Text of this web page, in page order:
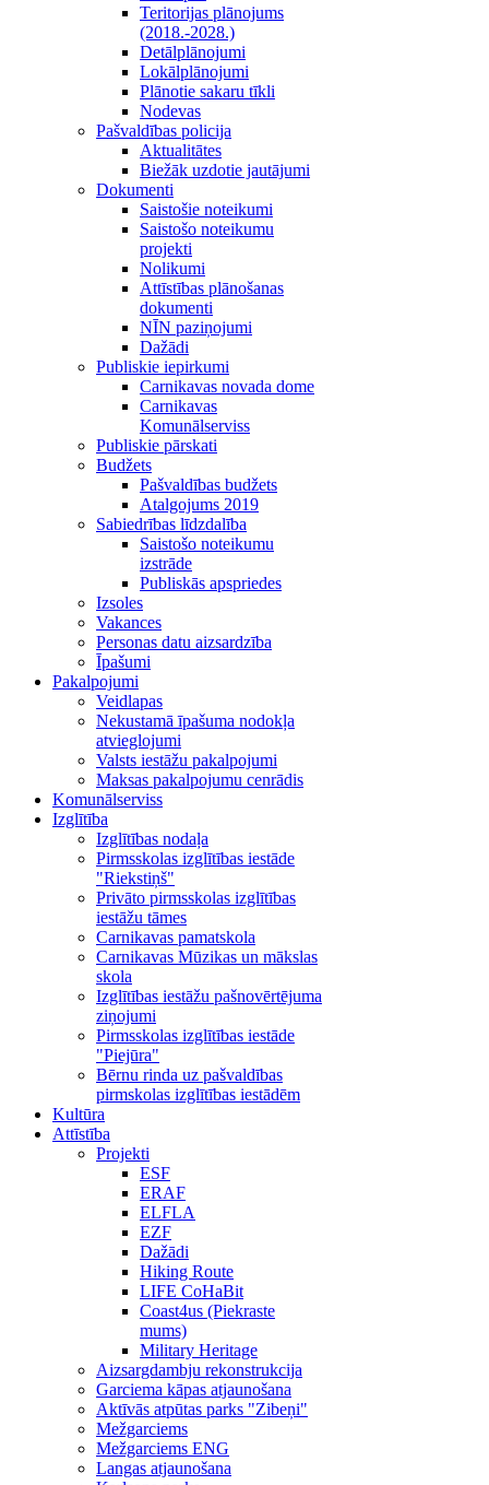
Teritorijas plānojums
(2018.-2028.)
Detālplānojumi
Lokālplānojumi
Plānotie sakaru tīkli
Nodevas
Pašvaldības policija
Aktualitātes
Biežāk uzdotie jautājumi
Dokumenti
Saistošie noteikumi
Saistošo noteikumu
projekti
Nolikumi
Attīstības plānošanas
dokumenti
NĪN paziņojumi
Dažādi
Publiskie iepirkumi
Carnikavas novada dome
Carnikavas
Komunālserviss
Publiskie pārskati
Budžets
Pašvaldības budžets
Atalgojums 2019
Sabiedrības līdzdalība
Saistošo noteikumu
izstrāde
Publiskās apspriedes
Izsoles
Vakances
Personas datu aizsardzība
Īpašumi
Pakalpojumi
Veidlapas
Nekustamā īpašuma nodokļa
atvieglojumi
Valsts iestāžu pakalpojumi
Maksas pakalpojumu cenrādis
Komunālserviss
Izglītība
Izglītības nodaļa
Pirmsskolas izglītības iestāde
"Riekstiņš"
Privāto pirmsskolas izglītības
iestāžu tāmes
Carnikavas pamatskola
Carnikavas Mūzikas un mākslas
skola
Izglītības iestāžu pašnovērtējuma
ziņojumi
Pirmsskolas izglītības iestāde
"Piejūra"
Bērnu rinda uz pašvaldības
pirmskolas izglītības iestādēm
Kultūra
Attīstība
Projekti
ESF
ERAF
ELFLA
EZF
Dažādi
Hiking Route
LIFE CoHaBit
Coast4us (Piekraste
mums)
Military Heritage
Aizsargdambju rekonstrukcija
Garciema kāpas atjaunošana
Aktīvās atpūtas parks "Zibeņi"
Mežgarciems
Mežgarciems ENG
Langas atjaunošana